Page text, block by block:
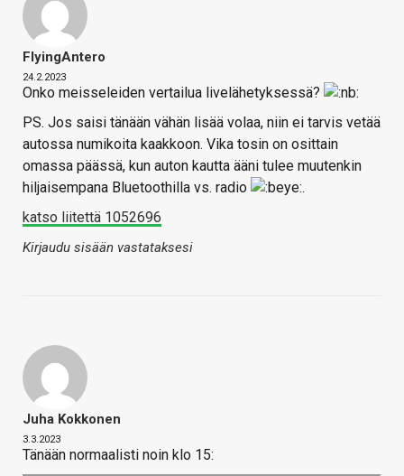
FlyingAntero
24.2.2023
Onko meisseleiden vertailua livelähetyksessä?
PS. Jos saisi tänään vähän lisää volaa, niin ei tarvis vetää
autossa numikoita kaakkoon. Vika tosin on osittain
omassa päässä, kun auton kautta ääni tulee muutenkin
hiljaisempana Bluetoothilla vs. radio
.
katso liitettä 1052696
Kirjaudu sisään vastataksesi
Juha Kokkonen
3.3.2023
Tänään normaalisti noin klo 15: